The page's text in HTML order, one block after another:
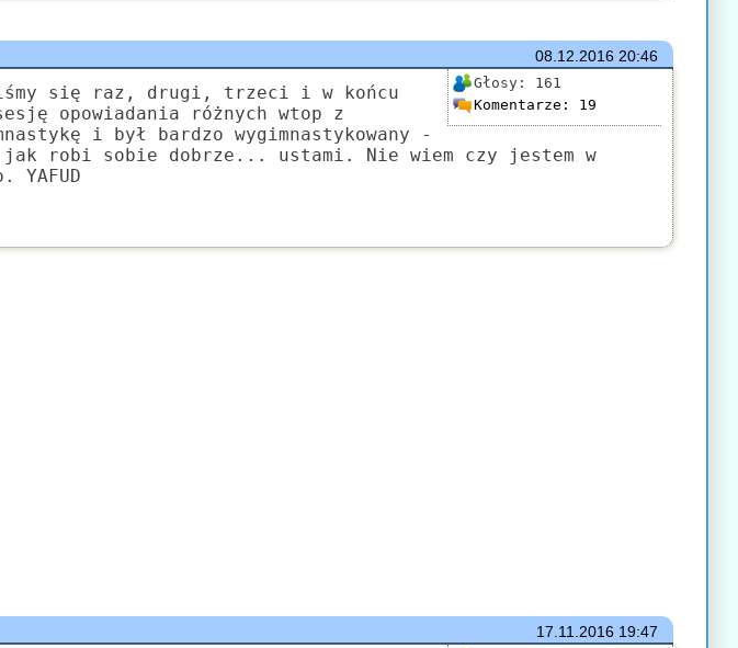
08.12.201620:46
Głosy: 161
Komentarze: 19
się raz, drugi, trzeci i w końcu
opowiadania różnych wtop z
i był bardzo wygimnastykowany -
robi sobie dobrze... ustami. Nie wiem czy jestem w
17.11.201619:47